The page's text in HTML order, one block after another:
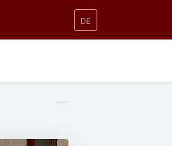
DE